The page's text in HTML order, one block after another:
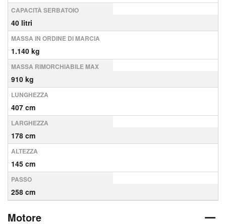
CAPACITÀ SERBATOIO
40 litri
MASSA IN ORDINE DI MARCIA
1.140 kg
MASSA RIMORCHIABILE MAX
910 kg
LUNGHEZZA
407 cm
LARGHEZZA
178 cm
ALTEZZA
145 cm
PASSO
258 cm
Motore